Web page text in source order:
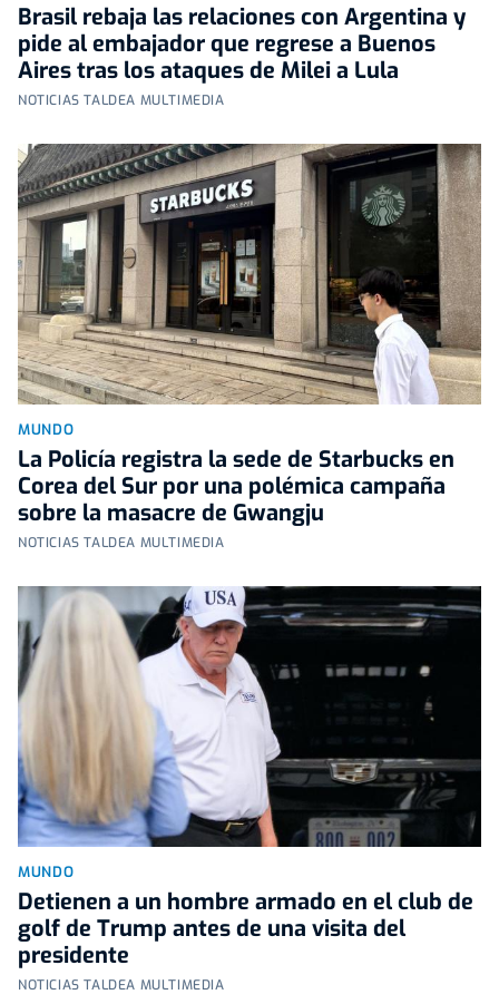
Brasil rebaja las relaciones con Argentina y
pide al embajador que regrese a Buenos
Aires tras los ataques de Milei a Lula
NOTICIAS TALDEA MULTIMEDIA
MUNDO
La Policía registra la sede de Starbucks en
Corea del Sur por una polémica campaña
sobre la masacre de Gwangju
NOTICIAS TALDEA MULTIMEDIA
MUNDO
Detienen a un hombre armado en el club de
golf de Trump antes de una visita del
presidente
NOTICIAS TALDEA MULTIMEDIA